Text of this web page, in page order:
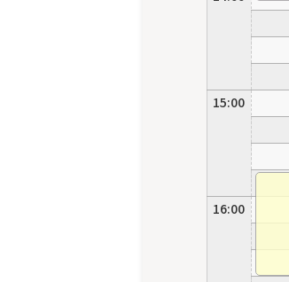
15:00
16:00